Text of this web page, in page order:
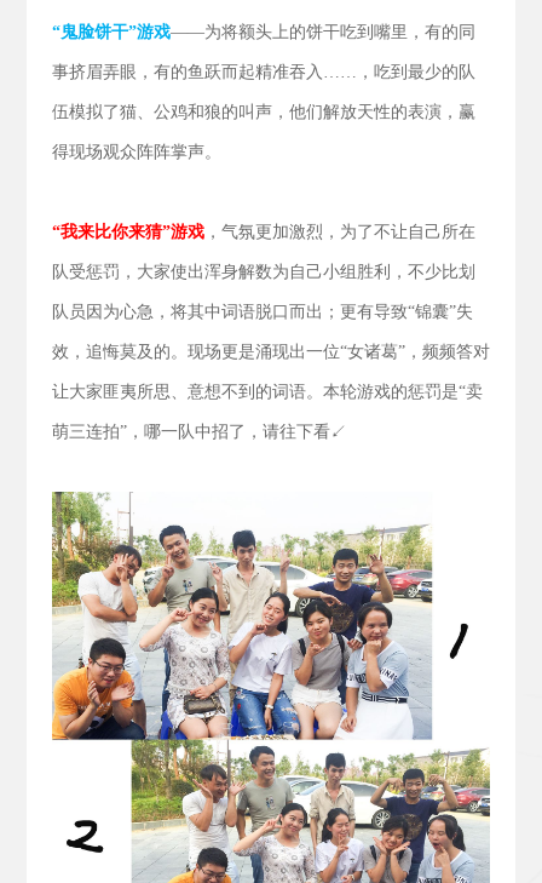
“鬼脸饼干”游戏——为将额头上的饼干吃到嘴里，有的同
事挤眉弄眼，有的鱼跃而起精准吞入……，吃到最少的队
伍模拟了猫、公鸡和狼的叫声，他们解放天性的表演，赢
得现场观众阵阵掌声。
“我来比你来猜”游戏，气氛更加激烈，为了不让自己所在
队受惩罚，大家使出浑身解数为自己小组胜利，不少比划
队员因为心急，将其中词语脱口而出；更有导致“锦囊”失
效，追悔莫及的。现场更是涌现出一位“女诸葛”，频频答对
让大家匪夷所思、意想不到的词语。本轮游戏的惩罚是“卖
萌三连拍”，哪一队中招了，请往下看↙